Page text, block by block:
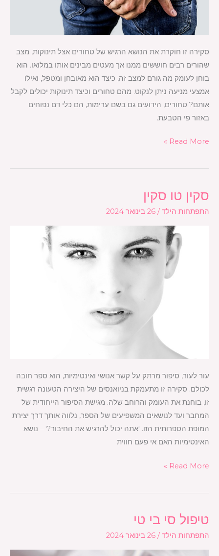
סקירה זו חוקרת את הנושא הרגיש של טחורים אצל תינוקות, מצב
שהורים רבים חוששים ממנו אך מעטים מבינים אותו במלואו. הוא
בוחן לעומק מה גורם למצב זה, כיצד הוא מאובחן ומטפל, ואילו
אמצעי מניעה ניתן לנקוט. מהם טחורים וכיצד תינוקות יכולים לקבל
אותם? טחורים, הידועים גם בשם ערימות, הם כלי דם נפוחים
באזור פי הטבעת.
Read More »
סקין טו סקין
התפתחות הילד/ 26 בינואר 2024
עור לעור, סיפור מרתק על קשר אנושי ואינטימיות, הוא ספר חובה
לכולם. סקירה זו מתעמקת בניואנסים של היצירה הטעונה רגשית
זו, בוחנת את העומק והרוחב שלה. מגישת הסיפור הייחודית של
המחבר ועד לנושאים המשפיעים של הספר, נלווה אותך דרך יצירת
המופת הספרותית הזו. 'אתה יכול להרגיש את החיבור?' – נושא
האינטימיות האם אי פעם חווית
סקין
Read More »
טיפול סי בי טי
התפתחות הילד / 26 בינואר 2024
טיפול